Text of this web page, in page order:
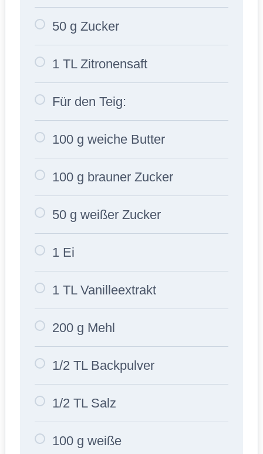
50 g Zucker
1 TL Zitronensaft
Für den Teig:
100 g weiche Butter
100 g brauner Zucker
50 g weißer Zucker
1 Ei
1 TL Vanilleextrakt
200 g Mehl
1/2 TL Backpulver
1/2 TL Salz
100 g weiße